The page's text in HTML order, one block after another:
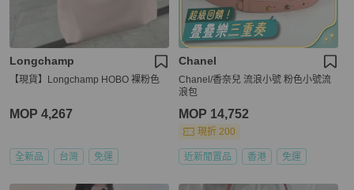
Longchamp
【現貨】Longchamp HOBO 裸粉色
MOP 4,267
全新品 台灣 免運
Chanel
Chanel/香奈兒 流浪小號 粉色小號流
浪包
MOP 14,752
現折 200
近新閒置品 香港 免運